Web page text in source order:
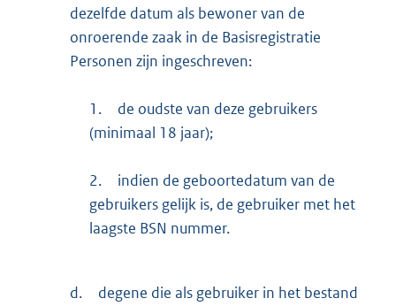
dezelfde datum als bewoner van de
onroerende zaak in de Basisregistratie
Personen zijn ingeschreven:
1.
de oudste van deze gebruikers
(minimaal 18 jaar);
2.
indien de geboortedatum van de
gebruikers gelijk is, de gebruiker met het
laagste BSN nummer.
d.
degene die als gebruiker in het bestand